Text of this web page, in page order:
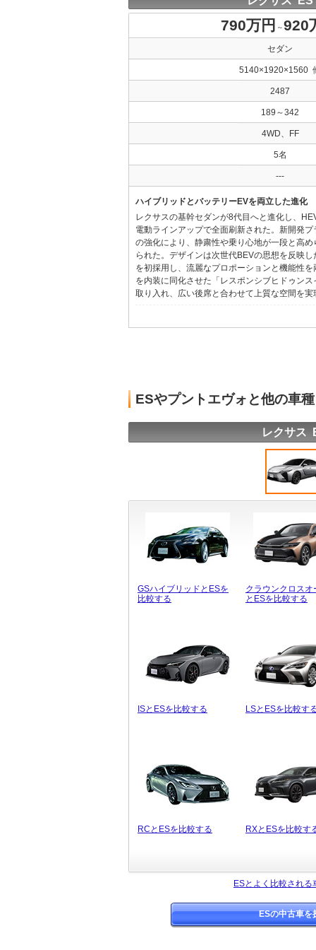
790万円 ～920
セダン
5140×1920×1560
2487
189～342
4WD、FF
5名
---
ハイブリッドとバッテリーEVを両立した進化
レクサスの基幹セダンが8代目へと進化し、
電動ラインアップで全面刷新された。新開発
の強化により、静粛性や乗り心地が一段と高
られた。デザインは次世代BEVの思想を反映
を初採用し、流麗なプロポーションと機能性
を内装に同化させた「レスポンシブヒドゥン
取り入れ、広い後席と合わせて上質な空間を
ESやプントエヴォと他の車
レクサス
GSハイブリッドとESを
比較する
クラウンクロスオ
とESを比較する
ISとESを比較する LSとESを比較す
RCとESを比較する RXとESを比較す
ESとよく比較される
ESの中古車を